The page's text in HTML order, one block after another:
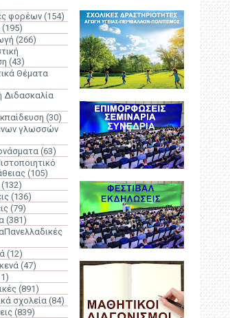
φορέων (154)
(195)
(266)
(43)
Θέματα
Διδασκαλία
(30)
γλωσσών
(63)
(105)
(132)
(136)
(79)
(381)
(12)
(47)
(891)
σχολεία (84)
(839)